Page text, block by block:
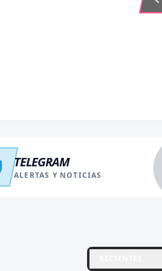
TELEGRAM
ALERTAS Y NOTICIAS